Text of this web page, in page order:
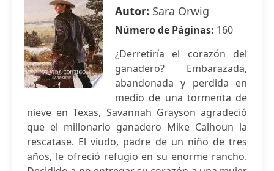
Autor: Sara Orwig
Número de Páginas: 160
¿Derretiría el corazón del
ganadero? Embarazada,
abandonada y perdida en
medio de una tormenta de
nieve en Texas, Savannah Grayson agradeció
que el millonario ganadero Mike Calhoun la
rescatase. El viudo, padre de un niño de tres
años, le ofreció refugio en su enorme rancho.